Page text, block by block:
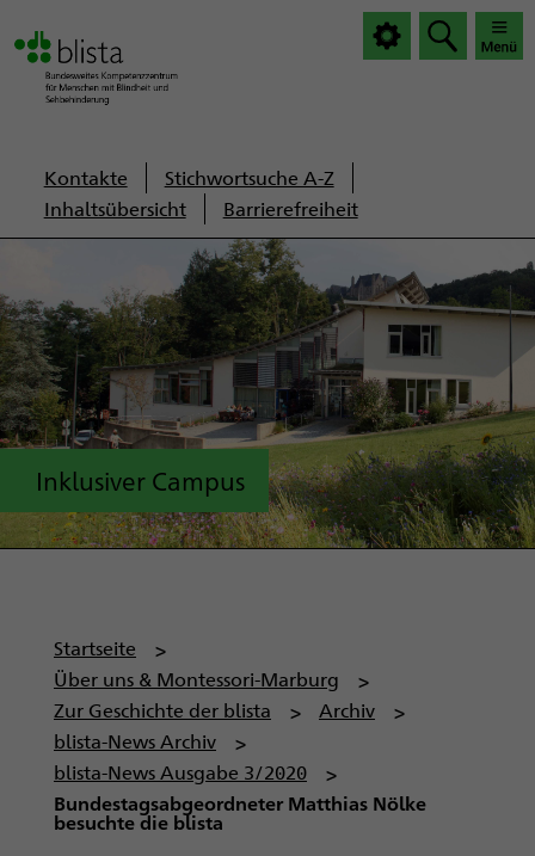
Servicenavigation
Kontakte
Stichwortsuche A-Z
Inhaltsübersicht
Barrierefreiheit
Inklusiver Campus
P
f
a
d
n
a
v
Startseite
Über uns & Montessori-Marburg
Zur Geschichte der blista
Archiv
blista-News Archiv
blista-News Ausgabe 3/2020
Bundestagsabgeordneter Matthias Nölke
besuchte die blista